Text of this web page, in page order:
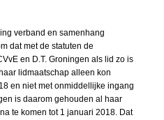
verband en samenhang
dat met de statuten de
en D.T. Groningen als lid zo is
lidmaatschap alleen kon
en niet met onmiddellijke ingang
is daarom gehouden al haar
te komen tot 1 januari 2018. Dat